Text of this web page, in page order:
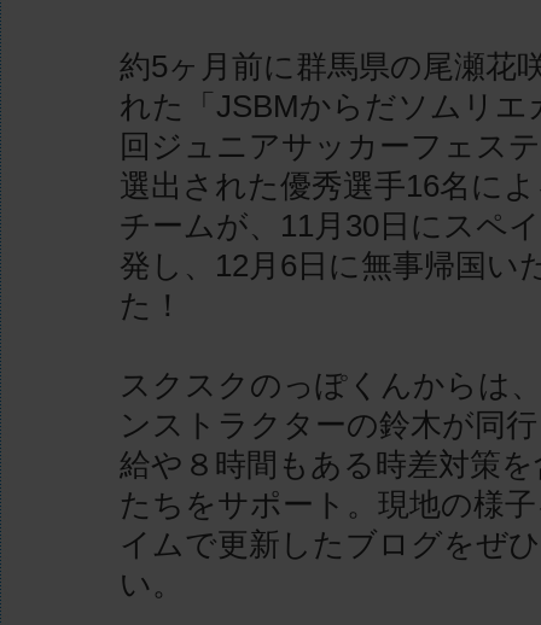
約5ヶ月前に群馬県の尾瀬花
れた「JSBMからだソムリエ
回ジュニアサッカーフェス
選出された優秀選手16名に
チームが、11月30日にスペ
発し、12月6日に無事帰国い
た！
スクスクのっぽくんからは
ンストラクターの鈴木が同
給や８時間もある時差対策
たちをサポート。現地の様
イムで更新したブログをぜ
い。